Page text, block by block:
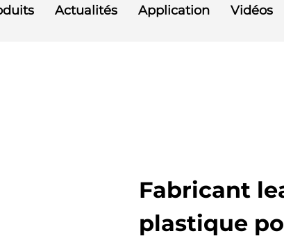
Actualités Application Vidéos
Fabricant
plastique